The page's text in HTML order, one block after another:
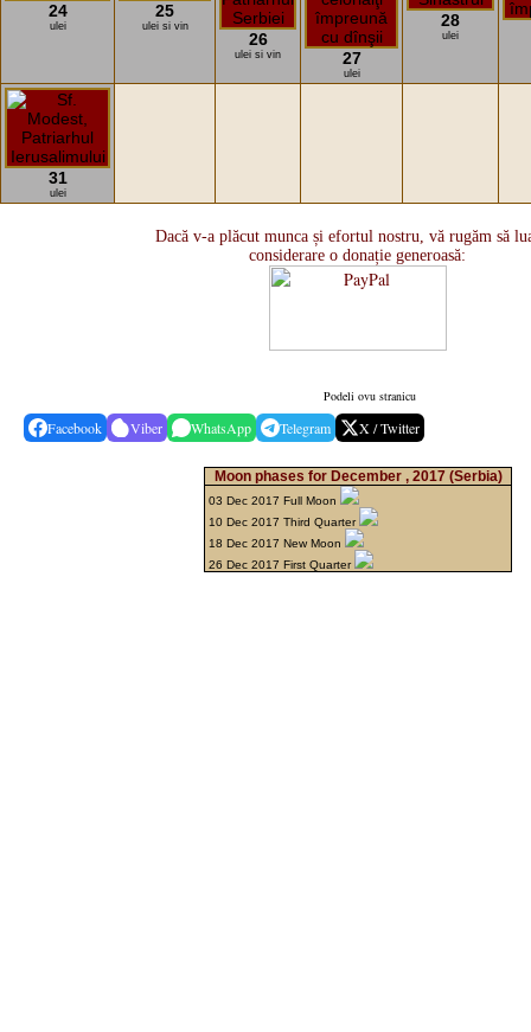
24
ulei
25
ulei si vin
26
ulei si vin 27
ulei
28
ulei
31
ulei
Dacă v-a plăcut munca și efortul nostru, vă rugăm să
considerare o donație generoasă:
Podeli ovu stranicu
Facebook Viber WhatsApp Telegram X / Twitter
Moon phases for December , 2017 (Serbia)
03 Dec 2017 Full Moon
10 Dec 2017 Third Quarter
18 Dec 2017 New Moon
26 Dec 2017 First Quarter